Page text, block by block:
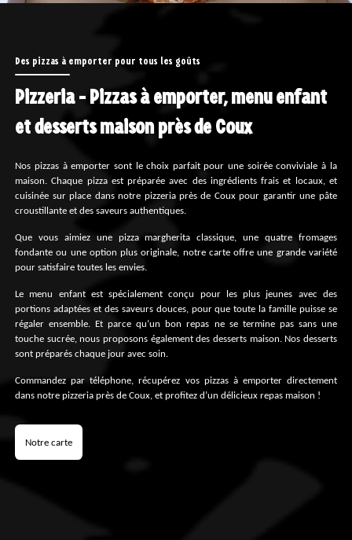
Des pizzas à emporter pour tous les goûts
Pizzeria - Pizzas à emporter, menu enfant
et desserts maison près de Coux
Nos pizzas à emporter sont le choix parfait pour une soirée conviviale à la
maison. Chaque pizza est préparée avec des ingrédients frais et locaux, et
cuisinée sur place dans notre pizzeria près de Coux pour garantir une pâte
croustillante et des saveurs authentiques.
Que vous aimiez une pizza margherita classique, une quatre fromages
fondante ou une option plus originale, notre carte offre une grande variété
pour satisfaire toutes les envies.
Le menu enfant est spécialement conçu pour les plus jeunes avec des
portions adaptées et des saveurs douces, pour que toute la famille puisse se
régaler ensemble. Et parce qu’un bon repas ne se termine pas sans une
touche sucrée, nous proposons également des desserts maison. Nos desserts
sont préparés chaque jour avec soin.
Commandez par téléphone, récupérez vos pizzas à emporter directement
dans notre pizzeria près de Coux, et profitez d’un délicieux repas maison !
Notre carte